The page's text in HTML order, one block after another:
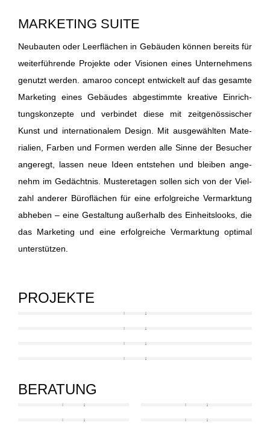
MARKETING SUITE
Neu­bau­ten oder Leer­flä­chen in Gebäu­den kön­nen bereits für
wei­ter­füh­ren­de Pro­jek­te oder Visio­nen eines Unter­neh­mens
genutzt wer­den. ama­roo con­cept ent­wi­ckelt auf das gesam­te
Mar­ke­ting eines Gebäu­des abge­stimm­te krea­ti­ve Ein­rich­
tungs­kon­zep­te und ver­bin­det die­se mit zeit­ge­nös­si­scher
Kunst und inter­na­tio­na­lem Design. Mit aus­ge­wähl­ten Mate­
ria­li­en, Far­ben und For­men wer­den alle Sin­ne der Besu­cher
ange­regt, las­sen neue Ideen ent­ste­hen und blei­ben ange­
nehm im Gedächt­nis. Mus­ter­eta­gen sol­len sich von der Viel­
zahl ande­rer Büro­flä­chen für eine erfolg­rei­che Ver­mark­tung
abhe­ben – eine Gestal­tung außer­halb des Ein­heits­looks, die
das Mar­ke­ting und eine erfolg­rei­che Ver­mark­tung opti­mal
unterstützen.
PROJEKTE
BERATUNG